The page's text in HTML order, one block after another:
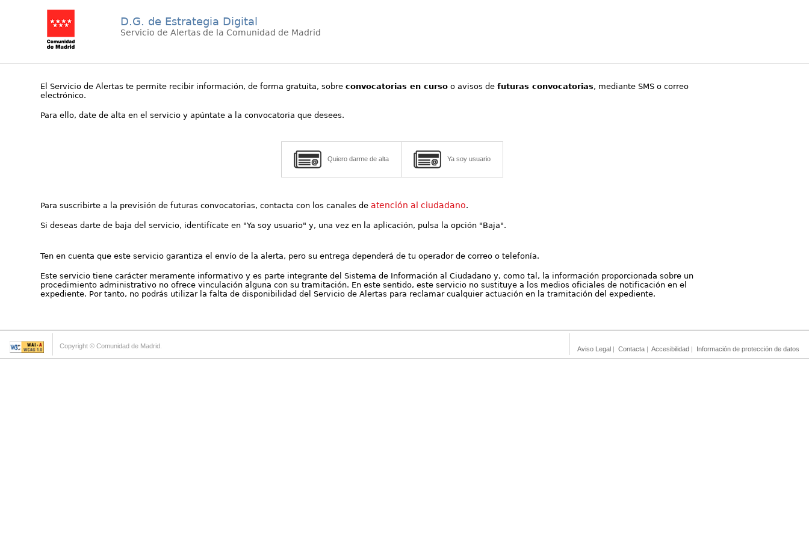
D.G. de Estrategia Digital
Servicio de Alertas de la Comunidad de Madrid
El Servicio de Alertas te permite recibir información, de forma gratuita, sobreconvocatorias en curso o avisos defuturas convocatorias, mediante SMS o correo
electrónico.
Para ello, date de alta en el servicio y apúntate a la convocatoria que desees.
Quiero darme de alta Ya soy usuario
Para suscribirte a la previsión de futuras convocatorias, contacta con los canales deatención al ciudadano.
Si deseas darte de baja del servicio, identifícate en "Ya soy usuario" y, una vez en la aplicación, pulsa la opción "Baja".
Ten en cuenta que este servicio garantiza el envío de la alerta, pero su entrega dependerá de tu operador de correo o telefonía.
Este servicio tiene carácter meramente informativo y es parte integrante del Sistema de Información al Ciudadano y, como tal, la información proporcionada sobre un
procedimiento administrativo no ofrece vinculación alguna con su tramitación. En este sentido, este servicio no sustituye a los medios oficiales de notificación en el
expediente. Por tanto, no podrás utilizar la falta de disponibilidad del Servicio de Alertas para reclamar cualquier actuación en la tramitación del expediente.
Copyright © Comunidad de Madrid. Aviso Legal | Contacta | Accesibilidad | Información de protección de datos